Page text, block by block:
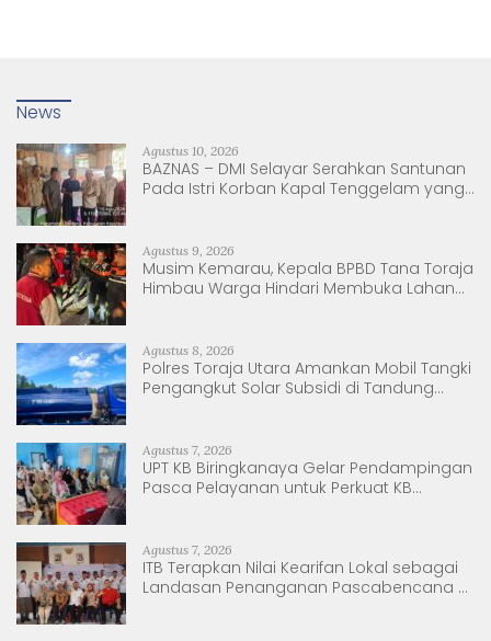
News
Agustus 10, 2026
BAZNAS – DMI Selayar Serahkan Santunan
Pada Istri Korban Kapal Tenggelam yang
Agustus 9, 2026
Musim Kemarau, Kepala BPBD Tana Toraja
Himbau Warga Hindari Membuka Lahan
Agustus 8, 2026
Polres Toraja Utara Amankan Mobil Tangki
Pengangkut Solar Subsidi di Tandung
Agustus 7, 2026
UPT KB Biringkanaya Gelar Pendampingan
Pasca Pelayanan untuk Perkuat KB
Agustus 7, 2026
ITB Terapkan Nilai Kearifan Lokal sebagai
Landasan Penanganan Pascabencana di